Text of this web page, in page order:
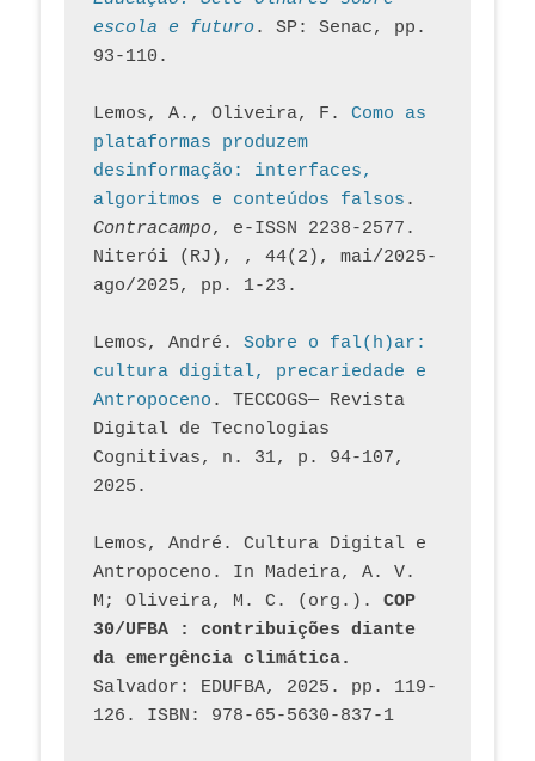
escola e futuro. SP: Senac, pp.
93-110.
Lemos, A., Oliveira, F. Como as
plataformas produzem
desinformação: interfaces,
algoritmos e conteúdos falsos
Contracampo, e-ISSN 2238-2577.
Niterói (RJ), , 44(2), mai/2025-
ago/2025, pp. 1-23.
Lemos, André. Sobre o fal(h)ar:
cultura digital, precariedade e
Antropoceno . TECCOGS— Revista
Digital de Tecnologias
Cognitivas, n. 31, p. 94-107,
2025.
Lemos, André. Cultura Digital e
Antropoceno. In Madeira, A. V.
M; Oliveira, M. C. (org.). COP
30/UFBA : contribuições diante
da emergência climática.
Salvador: EDUFBA, 2025. pp. 119-
126. ISBN: 978-65-5630-837-1